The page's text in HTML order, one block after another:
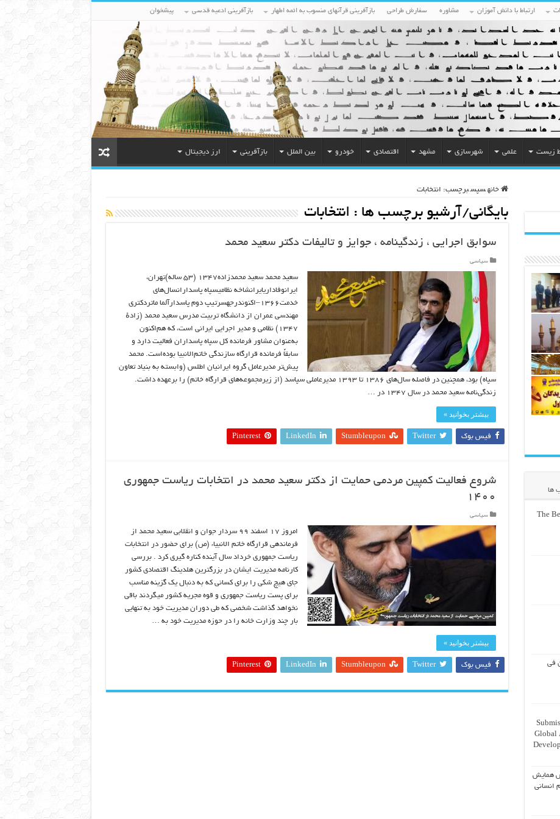
ارتباط با دانش آموزان مشاوره سفارش طراحی بازآفرینی قرآنهای منسوب به ائمه اطهار بازآفرینی ادعیه قدسی پیشخوان
زیست علمی شهرسازی مشهد اقتصادی خودرو بین الملل بازآفرینی ارز دیجیتال
خانه سپس برچسب: انتخابات
بایگانی/آرشیو برچسب ها : انتخابات
سوابق اجرایی ، زندگینامه ، جوایز و تالیفات دکتر سعید محمد
سیاسی
سعید محمد سعید محمدزاده۱۳۴۷ (۵۳ ساله)تهران،
ایرانوفاداریایرانشاخه نظامیسپاه پاسدارانسال‌های
خدمت۱۳۶۶–اکنوندرجهسرتیپ دوم پاسدارآلما ماتردکتری
مهندسی عمران از دانشگاه تربیت مدرس سعید محمد (زادهٔ
۱۳۴۷) نظامی و مدیر اجرایی ایرانی است، که هم‌اکنون
به‌عنوان مشاور فرمانده کل سپاه پاسداران فعالیت دارد و
سابقاً فرمانده قرارگاه سازندگی خاتم‌الانبیا بوده‌است. محمد
پیش‌تر مدیرعامل گروه ایرانیان اطلس (وابسته به بنیاد تعاون
سپاه) بود، همچنین در فاصله سال‌های ۱۳۸۶ تا ۱۳۹۳ مدیرعاملی سپاسد (از زیرمجموعه‌های قرارگاه خاتم) را برعهده داشت.
زندگی‌نامه سعید محمد در سال ۱۳۴۷ در …
بیشتر بخوانید »
فیس بوک Twitter
Stumbleupon
LinkedIn
Pinterest
شروع فعالیت کمپین مردمی حمایت از دکتر سعید محمد در انتخابات ریاست جمهوری
۱۴۰۰
سیاسی
امروز ۱۷ اسفند ۹۹ سردار جوان و انقلابی سعید محمد از
فرماندهی قرارگاه خاتم الانبیاء (ص) برای حضور در انتخابات
ریاست جمهوری خرداد سال آینده کناره گیری کرد . بررسی
کارنامه مدیریت ایشان در بزرگترین هلدینگ اقتصادی کشور
جای هیچ شکی را برای کسانی که به دنبال یک گزینه مناسب
برای پست ریاست جمهوری و قوه مجریه کشور میگردند باقی
نخواهد گذاشت شخصی که طی دوران مدیریت خود به تنهایی
بار چند وزارت خانه را در حوزه مدیریت خود به …
بیشتر بخوانید »
فیس بوک Twitter
Stumbleupon
LinkedIn
Pinterest
ها
The
في
Global
همایش
انسانی